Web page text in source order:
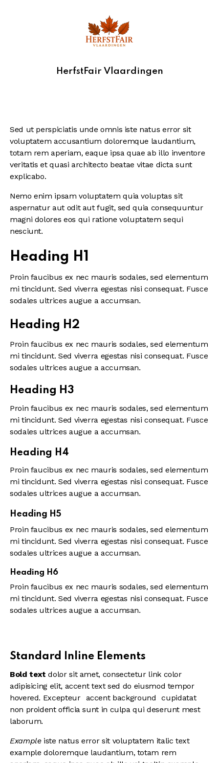
HerfstFair Vlaardingen
Sed ut perspiciatis unde omnis iste natus error sit
voluptatem accusantium doloremque laudantium,
totam rem aperiam, eaque ipsa quae ab illo inventore
veritatis et quasi architecto beatae vitae dicta sunt
explicabo.
Nemo enim ipsam voluptatem quia voluptas sit
aspernatur aut odit aut fugit, sed quia consequuntur
magni dolores eos qui ratione voluptatem sequi
nesciunt.
Heading H1
Proin faucibus ex nec mauris sodales, sed elementum
mi tincidunt. Sed viverra egestas nisi consequat. Fusce
sodales ultrices augue a accumsan.
Heading H2
Proin faucibus ex nec mauris sodales, sed elementum
mi tincidunt. Sed viverra egestas nisi consequat. Fusce
sodales ultrices augue a accumsan.
Heading H3
Proin faucibus ex nec mauris sodales, sed elementum
mi tincidunt. Sed viverra egestas nisi consequat. Fusce
sodales ultrices augue a accumsan.
Heading H4
Proin faucibus ex nec mauris sodales, sed elementum
mi tincidunt. Sed viverra egestas nisi consequat. Fusce
sodales ultrices augue a accumsan.
Heading H5
Proin faucibus ex nec mauris sodales, sed elementum
mi tincidunt. Sed viverra egestas nisi consequat. Fusce
sodales ultrices augue a accumsan.
Heading H6
Proin faucibus ex nec mauris sodales, sed elementum
mi tincidunt. Sed viverra egestas nisi consequat. Fusce
sodales ultrices augue a accumsan.
Standard Inline Elements
Bold text dolor sit amet, consectetur link color
adipisicing elit, accent text sed do eiusmod tempor
hovered. Excepteur accent background
cupidatat
non proident officia sunt in culpa qui deserunt mest
laborum.
Exampleiste natus error sit voluptatem italic text
example doloremque laudantium, totam rem